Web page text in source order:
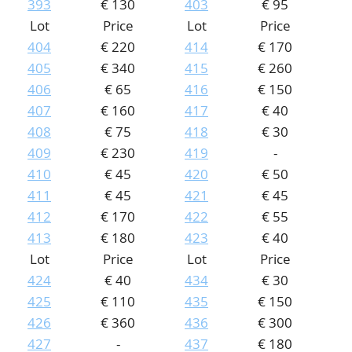
393 € 130 403
€ 95
Lot
Price
404
€ 220
405
€ 340
406
€ 65
407
€ 160
408
€ 75
409
€ 230
410
€ 45
411
€ 45
412
€ 170
413
€ 180
Lot
Price
414
€ 170
415
€ 260
416
€ 150
417
€ 40
418
€ 30
419
-
420
€ 50
421
€ 45
422
€ 55
423
€ 40
Lot
Price
424
€ 40
425
€ 110
426
€ 360
427
-
Lot
Price
434
€ 30
435
€ 150
436
€ 300
437
€ 180